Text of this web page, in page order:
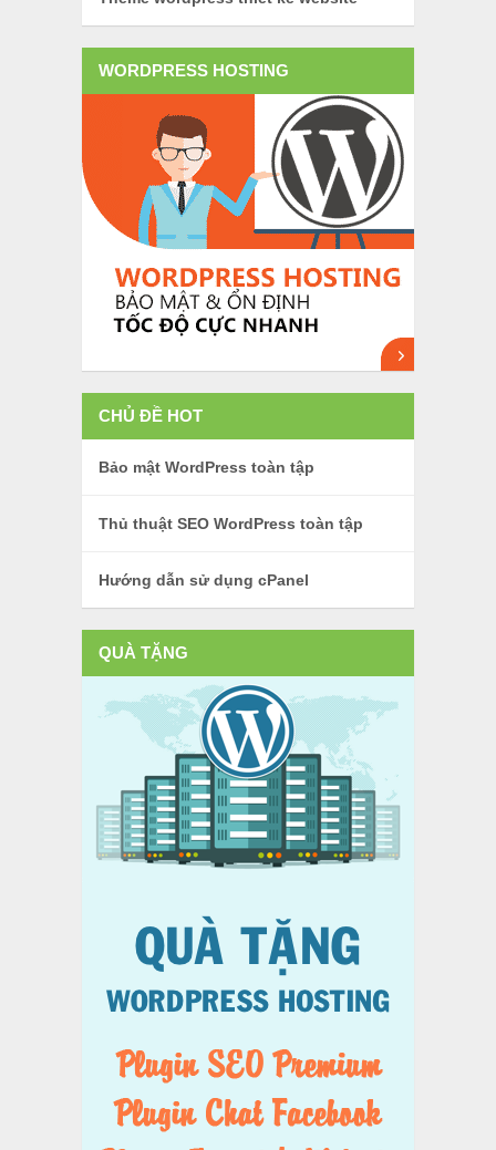
WORDPRESS HOSTING
CHỦ ĐỀ HOT
Bảo mật WordPress toàn tập
Thủ thuật SEO WordPress toàn tập
Hướng dẫn sử dụng cPanel
QUÀ TẶNG